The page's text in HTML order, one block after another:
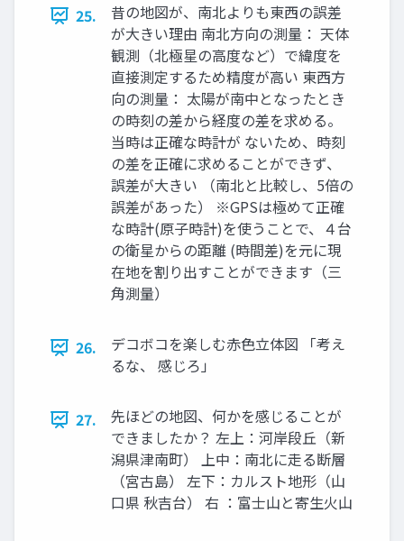
25.
昔の地図が、南北よりも東西の誤差
が大きい理由 南北方向の測量： 天体
観測（北極星の高度など）で緯度を
直接測定するため精度が高い 東西方
向の測量： 太陽が南中となったとき
の時刻の差から経度の差を求める。
当時は正確な時計が ないため、時刻
の差を正確に求めることができず、
誤差が大きい （南北と比較し、5倍の
誤差があった） ※GPSは極めて正確
な時計(原子時計)を使うことで、４台
の衛星からの距離 (時間差)を元に現
在地を割り出すことができます（三
角測量）
26.
デコボコを楽しむ赤色立体図 「考え
るな、 感じろ」
27.
先ほどの地図、何かを感じることが
できましたか？ 左上：河岸段丘（新
潟県津南町） 上中：南北に走る断層
（宮古島） 左下：カルスト地形（山
口県 秋吉台） 右 ：富士山と寄生火山